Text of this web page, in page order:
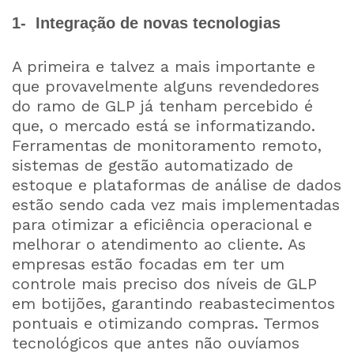
1- Integração de novas tecnologias
A primeira e talvez a mais importante e
que provavelmente alguns revendedores
do ramo de GLP já tenham percebido é
que, o mercado está se informatizando.
Ferramentas de monitoramento remoto,
sistemas de gestão automatizado de
estoque e plataformas de análise de dados
estão sendo cada vez mais implementadas
para otimizar a eficiência operacional e
melhorar o atendimento ao cliente. As
empresas estão focadas em ter um
controle mais preciso dos níveis de GLP
em botijões, garantindo reabastecimentos
pontuais e otimizando compras. Termos
tecnológicos que antes não ouvíamos